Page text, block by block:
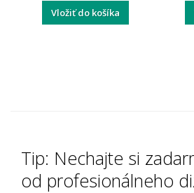
Vložiť do košíka
Tip: Nechajte si
od profesionálneho